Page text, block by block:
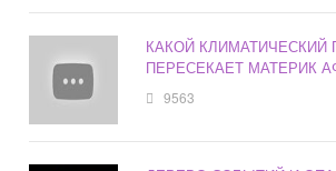
КАКОЙ КЛИМАТИЧЕСКИЙ
ПЕРЕСЕКАЕТ МАТЕРИК
9563